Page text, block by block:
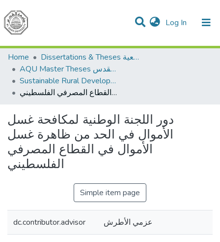
Log In (current)
Communities & Collections
All of DSpace
Home
Dissertations & Theses الرسائل الجامعية
AQU Master Theses الرسائل الجامعية الخاصة بجامعة القدس
Sustainable Rural Development التنمية الريفية المستدامة
دور اللجنة الوطنية لمكافحة غسل الأموال في الحد من ظاهرة غسل الأموال في القطاع المصرفي الفلسطيني
دور اللجنة الوطنية لمكافحة غسل
الأموال في الحد من ظاهرة غسل
الأموال في القطاع المصرفي
الفلسطيني
Simple item page
dc.contributor.advisor عزمي الأطرش